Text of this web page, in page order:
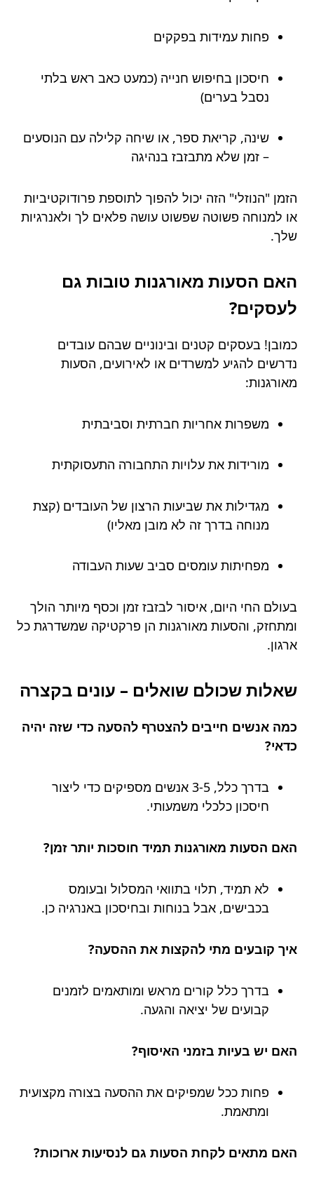
פחות עמידות בפקקים
חיסכון בחיפוש חנייה (כמעט כאב ראש בלתי
נסבל בערים)
שינה, קריאת ספר, או שיחה קלילה עם הנוסעים
– זמן שלא מתבזבז בנהיגה
הזמן "הנוזלי" הזה יכול להפוך לתוספת פרודוקטיביות
או למנוחה פשוטה שפשוט עושה פלאים לך ולאנרגיות
שלך.
האם הסעות מאורגנות טובות גם
לעסקים?
כמובן! בעסקים קטנים ובינוניים שבהם עובדים
נדרשים להגיע למשרדים או לאירועים, הסעות
מאורגנות:
משפרות אחריות חברתית וסביבתית
מורידות את עלויות התחבורה התעסוקתית
מגדילות את שביעות הרצון של העובדים (קצת
מנוחה בדרך זה לא מובן מאליו)
מפחיתות עומסים סביב שעות העבודה
בעולם החי היום, איסור לבזבז זמן וכסף מיותר הולך
ומתחזק, והסעות מאורגנות הן פרקטיקה שמשדרגת כל
ארגון.
שאלות שכולם שואלים – עונים בקצרה
כמה אנשים חייבים להצטרף להסעה כדי שזה יהיה
כדאי?
בדרך כלל, 3-5 אנשים מספיקים כדי ליצור
חיסכון כלכלי משמעותי.
האם הסעות מאורגנות תמיד חוסכות יותר זמן?
לא תמיד, תלוי בתוואי המסלול ובעומס
בכבישים, אבל בנוחות ובחיסכון באנרגיה כן.
איך קובעים מתי להקצות את ההסעה?
בדרך כלל קורים מראש ומותאמים לזמנים
קבועים של יציאה והגעה.
האם יש בעיות בזמני האיסוף?
פחות ככל שמפיקים את ההסעה בצורה מקצועית
ומתאמת.
האם מתאים לקחת הסעות גם לנסיעות ארוכות?